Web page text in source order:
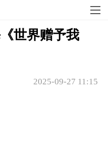
世界赠予我
2025-09-27 11:15